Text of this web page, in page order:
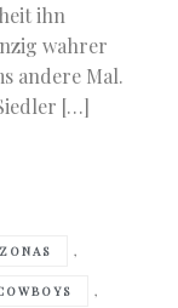
ihn
wahrer
andere Mal.
[…]
,
,